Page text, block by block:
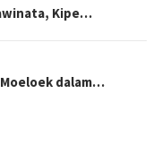
Kipe…
Moeloek dalam…